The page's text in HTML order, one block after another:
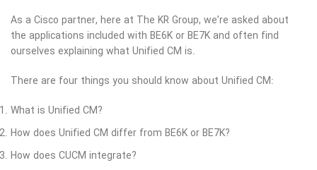
As a Cisco partner, here at The KR Group, we’re asked about
the applications included with BE6K or BE7K and often find
ourselves explaining what Unified CM is.
There are four things you should know about Unified CM:
What is Unified CM?
How does Unified CM differ from BE6K or BE7K?
How does CUCM integrate?